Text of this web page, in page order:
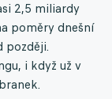
2,5 miliardy
poměry dnešní
později.
i když už v